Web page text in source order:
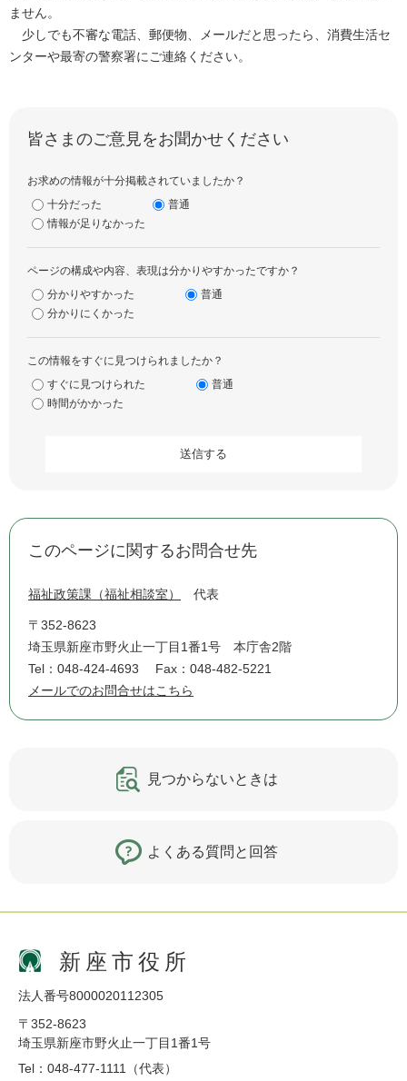
ません。
少しでも不審な電話、郵便物、メールだと思ったら、消費生活セ
ンターや最寄の警察署にご連絡ください。
皆さまのご意見をお聞かせください
お求めの情報が十分掲載されていましたか？
十分だった
普通
情報が足りなかった
ページの構成や内容、表現は分かりやすかったですか？
分かりやすかった
普通
分かりにくかった
この情報をすぐに見つけられましたか？
すぐに見つけられた
普通
時間がかかった
このページに関するお問合せ先
福祉政策課（福祉相談室） 代表
〒352-8623
埼玉県新座市野火止一丁目1番1号 本庁舎2階
Tel：048-424-4693
Fax：048-482-5221
メールでのお問合せはこちら
見つからないときは
よくある質問と回答
新座市役所
法人番号8000020112305
〒352-8623
埼玉県新座市野火止一丁目1番1号
Tel：048-477-1111（代表）